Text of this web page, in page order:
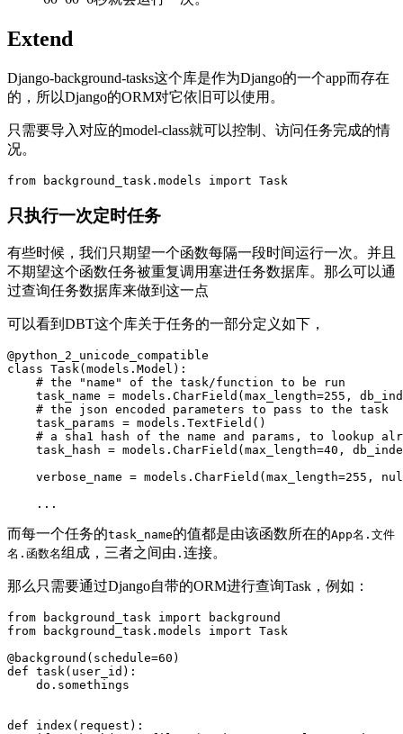
Extend
Django-background-tasks这个库是作为Django的一个app而存在
的，所以Django的ORM对它依旧可以使用。
只需要导入对应的model-class就可以控制、访问任务完成的情
况。
from background_task . models import
只执行一次定时任务
有些时候，我们只期望一个函数每隔一段时间运行一次。并且
不期望这个函数任务被重复调用塞进任务数据库。那么可以通
过查询任务数据库来做到这一点
可以看到DBT这个库关于任务的一部分定义如下，
class Task( models . Model ) :
# the "name" of the task/function to be run
    task_name
= models . CharField ( max_length=255 ,
# the json encoded parameters to pass to the task
    task_params
= models . TextField ( )
# a sha1 hash of the name and params, to lookup
    task_hash
= models . CharField ( max_length=40 ,
    verbose_name
= models . CharField ( max_length=255 ,
. . .
而每一个任务的task_name的值都是由该函数所在的App名.文件
名.函数名组成，三者之间由 . 连接。
那么只需要通过Django自带的ORM进行查询Task，例如：
from background_task import
from background_task . models import Task
@background ( schedule=60 )
def task( user_id ) :
    do
. somethings
def index ( request ) :